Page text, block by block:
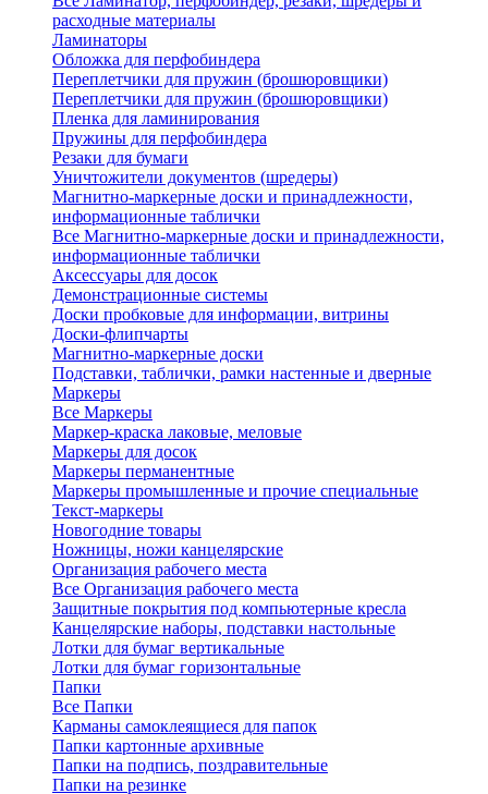
расходные материалы
Ламинаторы
Обложка для перфобиндера
Переплетчики для пружин (брошюровщики)
Переплетчики для пружин (брошюровщики)
Пленка для ламинирования
Пружины для перфобиндера
Резаки для бумаги
Уничтожители документов (шредеры)
Магнитно-маркерные доски и принадлежности,
информационные таблички
Все Магнитно-маркерные доски и принадлежности,
информационные таблички
Аксессуары для досок
Демонстрационные системы
Доски пробковые для информации, витрины
Доски-флипчарты
Магнитно-маркерные доски
Подставки, таблички, рамки настенные и дверные
Маркеры
Все Маркеры
Маркер-краска лаковые, меловые
Маркеры для досок
Маркеры перманентные
Маркеры промышленные и прочие специальные
Текст-маркеры
Новогодние товары
Ножницы, ножи канцелярские
Организация рабочего места
Все Организация рабочего места
Защитные покрытия под компьютерные кресла
Канцелярские наборы, подставки настольные
Лотки для бумаг вертикальные
Лотки для бумаг горизонтальные
Папки
Все Папки
Карманы самоклеящиеся для папок
Папки картонные архивные
Папки на подпись, поздравительные
Папки на резинке